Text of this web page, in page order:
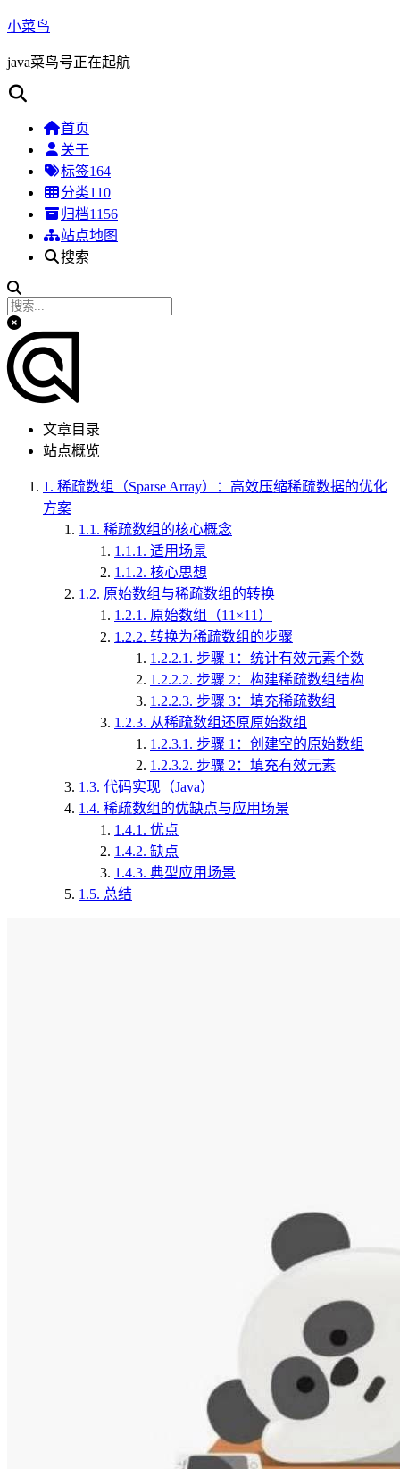
小菜鸟
java菜鸟号正在起航
首页
关于
标签164
分类110
归档1156
站点地图
搜索
文章目录
站点概览
1. 稀疏数组（Sparse Array）：高效压缩稀疏数据的优化
方案
1.1. 稀疏数组的核心概念
1.1.1. 适用场景
1.1.2. 核心思想
1.2. 原始数组与稀疏数组的转换
1.2.1. 原始数组（11×11）
1.2.2. 转换为稀疏数组的步骤
1.2.2.1. 步骤 1：统计有效元素个数
1.2.2.2. 步骤 2：构建稀疏数组结构
1.2.2.3. 步骤 3：填充稀疏数组
1.2.3. 从稀疏数组还原原始数组
1.2.3.1. 步骤 1：创建空的原始数组
1.2.3.2. 步骤 2：填充有效元素
1.3. 代码实现（Java）
1.4. 稀疏数组的优缺点与应用场景
1.4.1. 优点
1.4.2. 缺点
1.4.3. 典型应用场景
1.5. 总结